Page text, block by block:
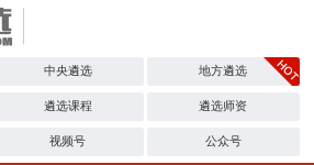
中央遴选 地方遴选
遴选课程 遴选师资
视频号 公众号